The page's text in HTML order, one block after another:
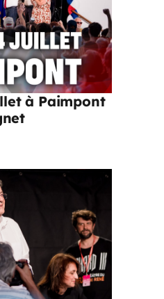
à Paimpont